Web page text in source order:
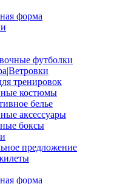
форма
футболки
тренировок
костюмы
белье
аксессуары
боксы
предложение
форма